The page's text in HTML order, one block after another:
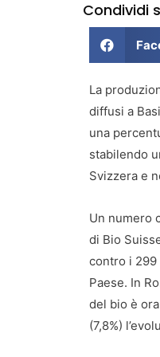
Condividi
La
diffusi a
una
stabilendo
Svizzera e
Un numero
di Bio
contro i 299
Paese. In
del bio è
(7,8%)